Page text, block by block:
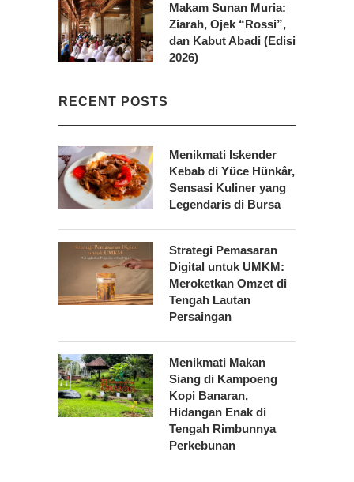
Makam Sunan Muria:
Ziarah, Ojek “Rossi”,
dan Kabut Abadi (Edisi
2026)
RECENT POSTS
Menikmati Iskender
Kebab di Yüce Hünkâr,
Sensasi Kuliner yang
Legendaris di Bursa
Strategi Pemasaran
Digital untuk UMKM:
Meroketkan Omzet di
Tengah Lautan
Persaingan
Menikmati Makan
Siang di Kampoeng
Kopi Banaran,
Hidangan Enak di
Tengah Rimbunnya
Perkebunan